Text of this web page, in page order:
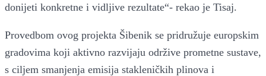
donijeti konkretne i vidljive rezultate“- rekao je Tisaj.
Provedbom ovog projekta Šibenik se pridružuje europskim
gradovima koji aktivno razvijaju održive prometne sustave,
s ciljem smanjenja emisija stakleničkih plinova i